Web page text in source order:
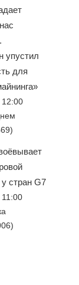
упустил
для
12:00
стран G7